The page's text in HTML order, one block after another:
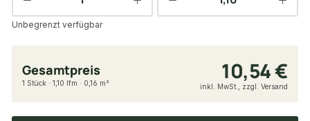
Unbegrenzt verfügbar
Gesamtpreis 10,54 €
1 Stück · 1,10 lfm · 0,16 m² inkl. MwSt., zzgl. Versand